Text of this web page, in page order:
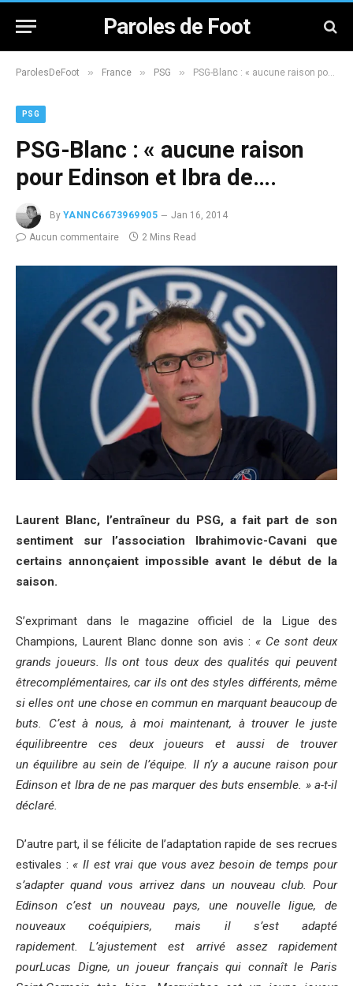
Paroles de Foot
ParolesDeFoot » France » PSG » PSG-Blanc : « aucune raison pour Edinson et Ibra de….
PSG
PSG-Blanc : « aucune raison
pour Edinson et Ibra de….
By YANNC6673969905
Jan 16, 2014
Aucun commentaire
2 Mins Read
Laurent Blanc, l’entraîneur du PSG, a fait part de son
sentiment sur l’association Ibrahimovic-Cavani que
certains annonçaient impossible avant le début de la
saison.
S’exprimant dans le magazine officiel de la Ligue des
Champions, Laurent Blanc donne son avis : « Ce sont deux
grands joueurs. Ils ont tous deux des qualités qui peuvent
êtrecomplémentaires, car ils ont des styles différents, même
si elles ont une chose en commun en marquant beaucoup de
buts. C’est à nous, à moi maintenant, à trouver le juste
équilibreentre ces deux joueurs et aussi de trouver
un équilibre au sein de l’équipe. Il n’y a aucune raison pour
Edinson et Ibra de ne pas marquer des buts ensemble. » a-t-il
déclaré.
D’autre part, il se félicite de l’adaptation rapide de ses recrues
estivales :« Il est vrai que vous avez besoin de temps pour
s’adapter quand vous arrivez dans un nouveau club. Pour
Edinson c’est un nouveau pays, une nouvelle ligue, de
nouveaux coéquipiers, mais il s’est adapté
rapidement. L’ajustement est arrivé assez rapidement
pourLucas Digne, un joueur français qui connaît le Paris